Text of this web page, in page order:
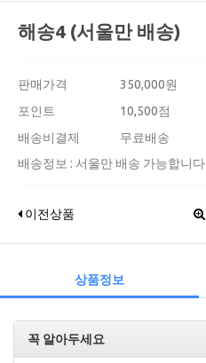
해송4 (서울만 배송)
판매가격 350,000원
포인트
10,500점
배송비결제
무료배송
배송정보 : 서울만 배송 가능합니다
이전상품
상품정보
꼭 알아두세요